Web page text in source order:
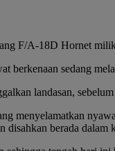
F/A-18D Hornet
berkenaan sedang
landasan,
menyelamatkan
berada dalam